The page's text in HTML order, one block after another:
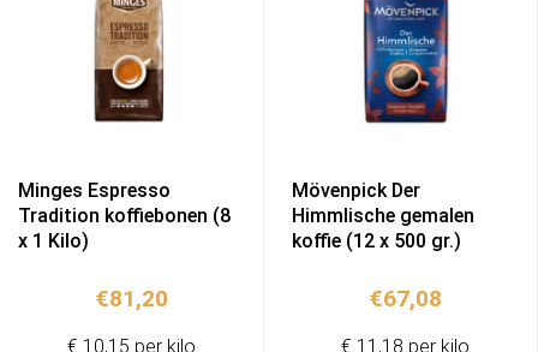
Minges Espresso
Tradition koffiebonen (8
x 1 Kilo)
€81,20
€ 10,15 per kilo
Mövenpick Der
Himmlische gemalen
koffie (12 x 500 gr.)
€67,08
€ 11,18 per kilo